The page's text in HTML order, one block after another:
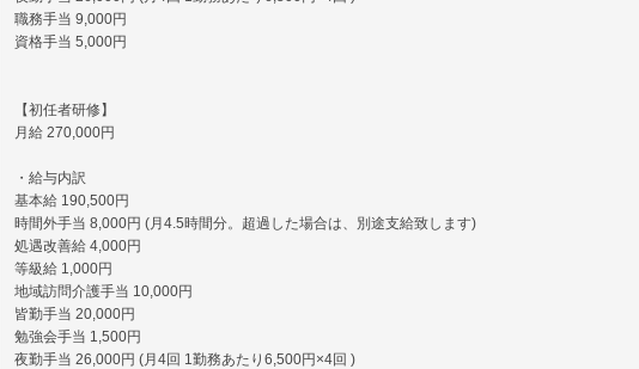
職務手当 9,000円
資格手当 5,000円
【初任者研修】
月給 270,000円
・給与内訳
基本給 190,500円
時間外手当 8,000円 (月4.5時間分。超過した場合は、別途支給致します)
処遇改善給 4,000円
等級給 1,000円
地域訪問介護手当 10,000円
皆勤手当 20,000円
勉強会手当 1,500円
夜勤手当 26,000円 (月4回 1勤務あたり6,500円×4回 )